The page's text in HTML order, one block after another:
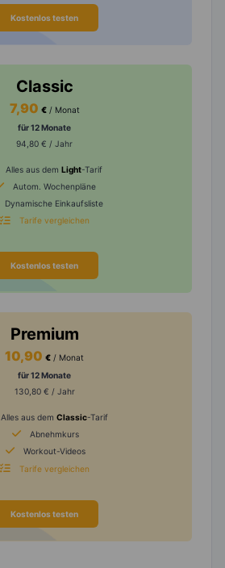
Kostenlos testen
Classic
7,90 € / Monat
für 12 Monate
94,80 € / Jahr
Alles aus dem Light-Tarif
Autom. Wochenpläne
Dynamische Einkaufsliste
Tarife vergleichen
Kostenlos testen
Premium
10,90 € / Monat
für 12 Monate
130,80 € / Jahr
Alles aus dem Classic-Tarif
Abnehmkurs
Workout-Videos
Tarife vergleichen
Kostenlos testen